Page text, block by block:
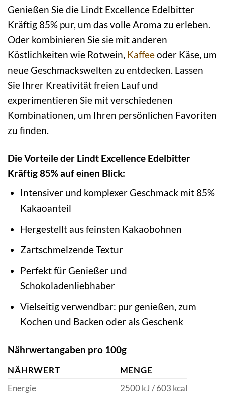
Genießen Sie die Lindt Excellence Edelbitter
Kräftig 85% pur, um das volle Aroma zu erleben.
Oder kombinieren Sie sie mit anderen
Köstlichkeiten wie Rotwein, Kaffeeoder Käse, um
neue Geschmackswelten zu entdecken. Lassen
Sie Ihrer Kreativität freien Lauf und
experimentieren Sie mit verschiedenen
Kombinationen, um Ihren persönlichen Favoriten
zu finden.
Die Vorteile der Lindt Excellence Edelbitter
Kräftig 85% auf einen Blick:
Intensiver und komplexer Geschmack mit 85%
Kakaoanteil
Hergestellt aus feinsten Kakaobohnen
Zartschmelzende Textur
Perfekt für Genießer und
Schokoladenliebhaber
Vielseitig verwendbar: pur genießen, zum
Kochen und Backen oder als Geschenk
Nährwertangaben pro 100g
NÄHRWERT
MENGE
Energie
2500 kJ / 603 kcal